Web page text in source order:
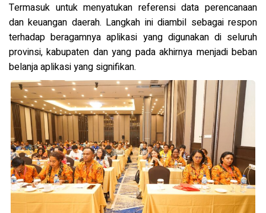
Termasuk untuk menyatukan referensi data perencanaan
dan keuangan daerah. Langkah ini diambil sebagai respon
terhadap beragamnya aplikasi yang digunakan di seluruh
provinsi, kabupaten dan yang pada akhirnya menjadi beban
belanja aplikasi yang signifikan.